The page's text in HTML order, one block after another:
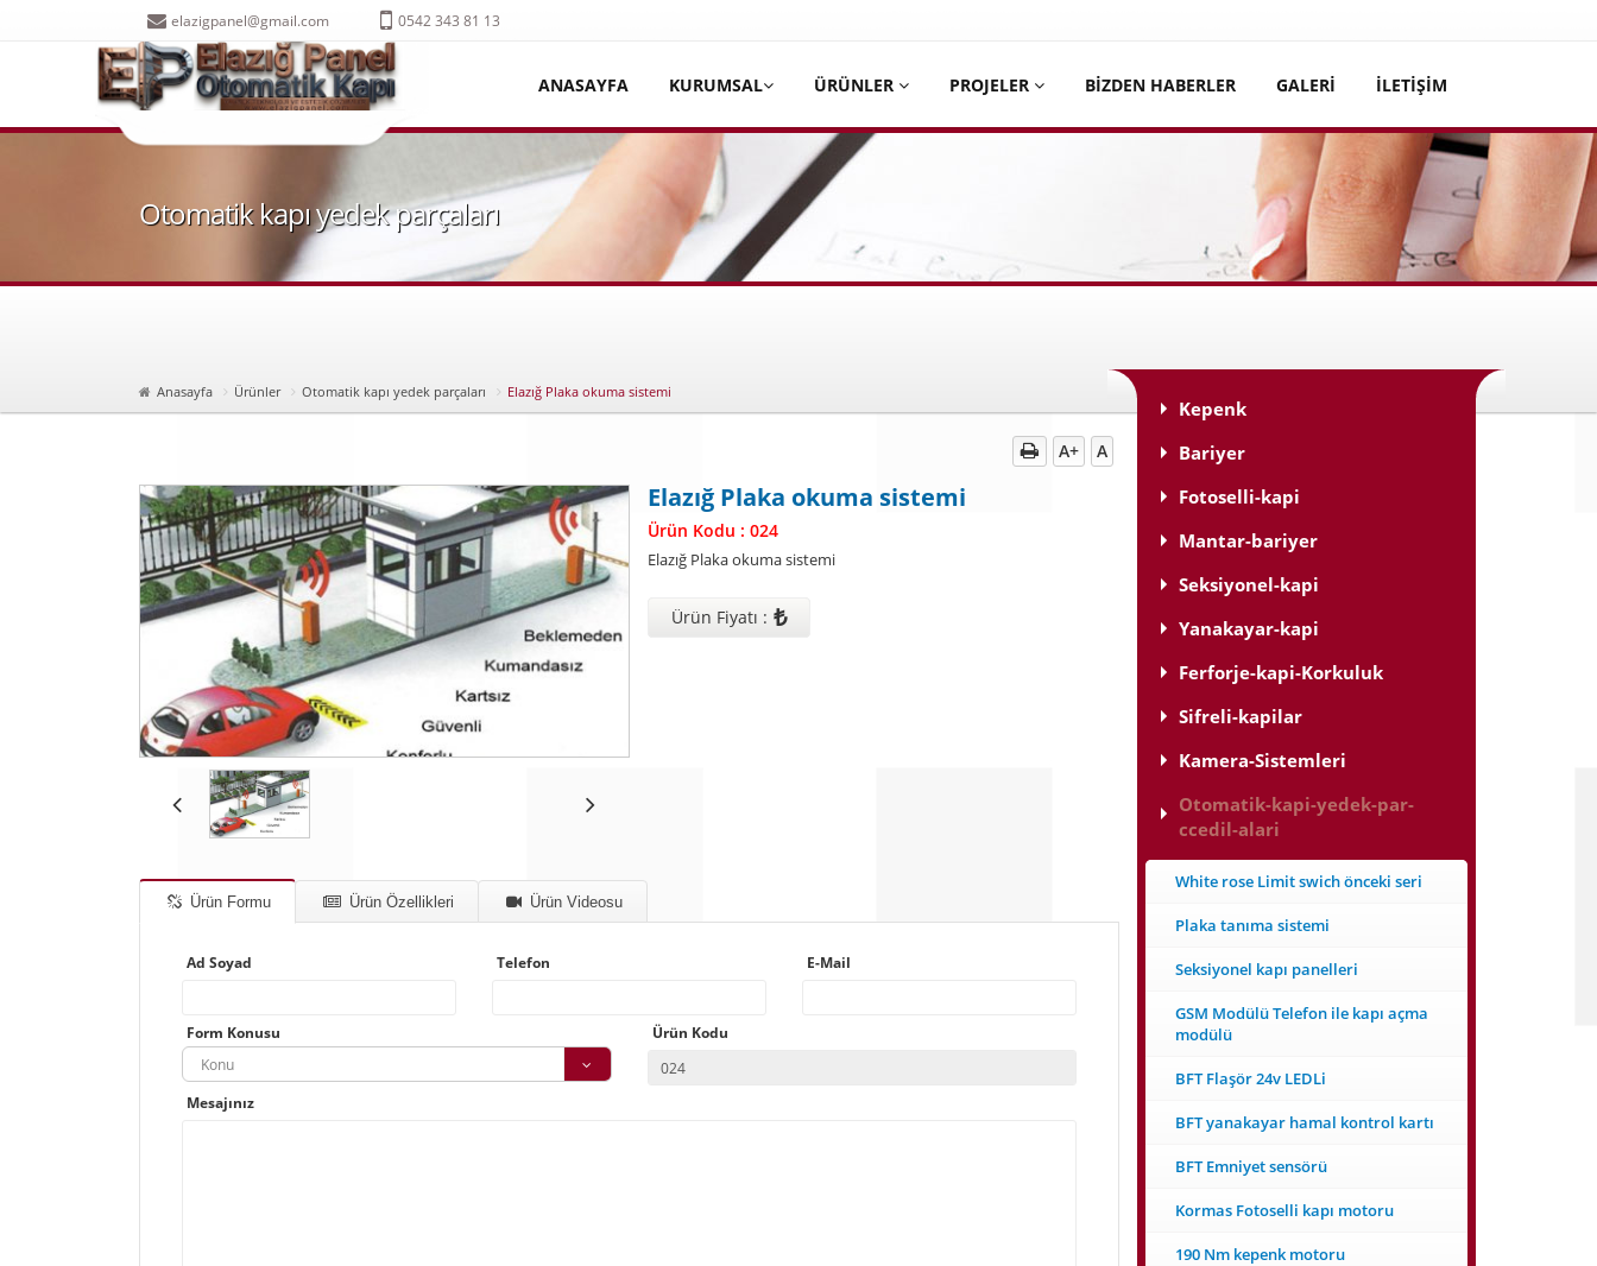
elazigpanel@gmail.com 0542 343 81 13
ANASAYFA KURUMSAL ÜRÜNLER PROJELER BİZDEN HABERLER GALERİ İLETİŞİM
Otomatik kapı yedek parçaları
Anasayfa Ürünler Otomatik kapı yedek parçaları Elazığ Plaka okuma sistemi
A+ A
Elazığ Plaka okuma sistemi
Ürün Kodu : 024
Elazığ Plaka okuma sistemi
Ürün Fiyatı : ₺
Ürün Formu Ürün Özellikleri Ürün Videosu
Ad Soyad Telefon E-Mail
Form Konusu
Konu
Ürün Kodu
Mesajınız
Kepenk
Bariyer
Fotoselli-kapi
Mantar-bariyer
Seksiyonel-kapi
Yanakayar-kapi
Ferforje-kapi-Korkuluk
Sifreli-kapilar
Kamera-Sistemleri
Otomatik-kapi-yedek-par-
ccedil-alari
White rose Limit swich önceki seri
Plaka tanıma sistemi
Seksiyonel kapı panelleri
GSM Modülü Telefon ile kapı açma
modülü
BFT Flaşör 24v LEDLi
BFT yanakayar hamal kontrol kartı
BFT Emniyet sensörü
Kormas Fotoselli kapı motoru
190 Nm kepenk motoru